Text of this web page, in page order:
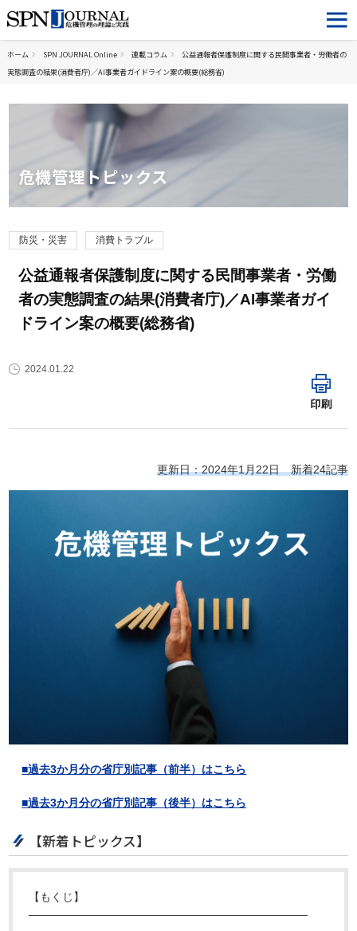
ホーム SPN JOURNAL Online 連載コラム
公益通報者保護制度に関する民間事業者・労働者の
実態調査の結果(消費者庁)／AI事業者ガイドライン案の概要(総務省)
危機管理トピックス
防災・災害 消費トラブル
公益通報者保護制度に関する民間事業者・労働
者の実態調査の結果(消費者庁)／AI事業者ガイ
ドライン案の概要(総務省)
2024.01.22
印刷
更新日：2024年1月22日 新着24記事
■過去3か月分の省庁別記事（前半）はこちら
■過去3か月分の省庁別記事（後半）はこちら
【新着トピックス】
【もくじ】
―――――――――――――――――――――――――